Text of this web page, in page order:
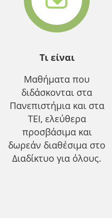
Τι είναι
Μαθήματα που
διδάσκονται στα
Πανεπιστήμια και στα
ΤΕΙ, ελεύθερα
προσβάσιμα και
δωρεάν διαθέσιμα στο
Διαδίκτυο για όλους.